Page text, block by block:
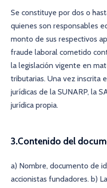
Se constituye por dos o
quienes son responsables
monto de sus respectivos
fraude laboral cometido
la legislación vigente en
tributarias. Una vez inscrita
jurídicas de la SUNARP, la
jurídica propia.
3.Contenido del
a) Nombre, documento de
accionistas fundadores. b)